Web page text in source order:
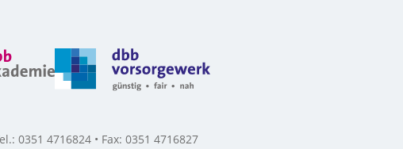
0351 4716824 • Fax: 0351 4716827